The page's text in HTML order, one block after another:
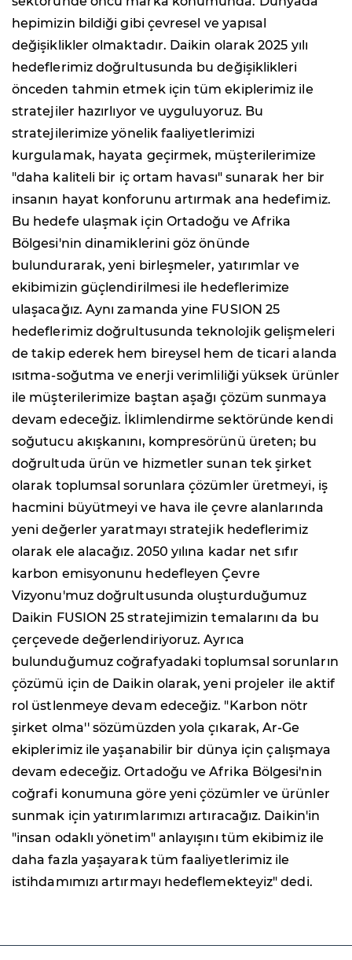
hepimizin bildiği gibi çevresel ve yapısal
değişiklikler olmaktadır. Daikin olarak 2025 yılı
hedeflerimiz doğrultusunda bu değişiklikleri
önceden tahmin etmek için tüm ekiplerimiz ile
stratejiler hazırlıyor ve uyguluyoruz. Bu
stratejilerimize yönelik faaliyetlerimizi
kurgulamak, hayata geçirmek, müşterilerimize
"daha kaliteli bir iç ortam havası" sunarak her bir
insanın hayat konforunu artırmak ana hedefimiz.
Bu hedefe ulaşmak için Ortadoğu ve Afrika
Bölgesi'nin dinamiklerini göz önünde
bulundurarak, yeni birleşmeler, yatırımlar ve
ekibimizin güçlendirilmesi ile hedeflerimize
ulaşacağız. Aynı zamanda yine FUSION 25
hedeflerimiz doğrultusunda teknolojik gelişmeleri
de takip ederek hem bireysel hem de ticari alanda
ısıtma-soğutma ve enerji verimliliği yüksek ürünler
ile müşterilerimize baştan aşağı çözüm sunmaya
devam edeceğiz. İklimlendirme sektöründe kendi
soğutucu akışkanını, kompresörünü üreten; bu
doğrultuda ürün ve hizmetler sunan tek şirket
olarak toplumsal sorunlara çözümler üretmeyi, iş
hacmini büyütmeyi ve hava ile çevre alanlarında
yeni değerler yaratmayı stratejik hedeflerimiz
olarak ele alacağız. 2050 yılına kadar net sıfır
karbon emisyonunu hedefleyen Çevre
Vizyonu'muz doğrultusunda oluşturduğumuz
Daikin FUSION 25 stratejimizin temalarını da bu
çerçevede değerlendiriyoruz. Ayrıca
bulunduğumuz coğrafyadaki toplumsal sorunların
çözümü için de Daikin olarak, yeni projeler ile aktif
rol üstlenmeye devam edeceğiz. "Karbon nötr
şirket olma'' sözümüzden yola çıkarak, Ar-Ge
ekiplerimiz ile yaşanabilir bir dünya için çalışmaya
devam edeceğiz. Ortadoğu ve Afrika Bölgesi'nin
coğrafi konumuna göre yeni çözümler ve ürünler
sunmak için yatırımlarımızı artıracağız. Daikin'in
"insan odaklı yönetim" anlayışını tüm ekibimiz ile
daha fazla yaşayarak tüm faaliyetlerimiz ile
istihdamımızı artırmayı hedeflemekteyiz"dedi.